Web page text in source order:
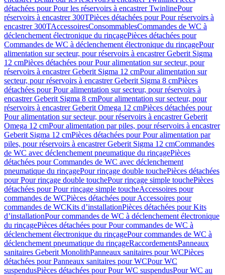
détachées pour Pour les réservoirs à encastrer TwinlinePour
réservoirs à encastrer 300TPièces détachées pour Pour réservoirs à
encastrer 300TAccessoiresConsommablesCommandes de WC à
déclenchement électronique du rinçagePièces détachées pour
Commandes de WC à déclenchement électronique du rinçagePour
alimentation sur secteur, pour réservoirs à encastrer Geberit Sigma
12 cmPièces détachées pour Pour alimentation sur secteur, pour
réservoirs à encastrer Geberit Sigma 12 cmPour alimentation sur
secteur, pour réservoirs à encastrer Geberit Sigma 8 cmPièces
détachées pour Pour alimentation sur secteur, pour réservoirs à
encastrer Geberit Sigma 8 cmPour alimentation sur secteur, pour
réservoirs à encastrer Geberit Omega 12 cmPièces détachées pour
Pour alimentation sur secteur, pour réservoirs à encastrer Geberit
Omega 12 cmPour alimentation par piles, pour réservoirs à encastrer
Geberit Sigma 12 cmPièces détachées pour Pour alimentation par
piles, pour réservoirs à encastrer Geberit Sigma 12 cmCommandes
de WC avec déclenchement pneumatique du rinçagePièces
détachées pour Commandes de WC avec déclenchement
pneumatique du rinçagePour rinçage double touchePièces détachées
pour Pour rinçage double touchePour rinçage simple touchePièces
détachées pour Pour rinçage simple toucheAccessoires pour
commandes de WCPièces détachées pour Accessoires pour
commandes de WCKits d’installationPièces détachées pour Kits
d’installationPour commandes de WC à déclenchement électronique
du rinçagePièces détachées pour Pour commandes de WC à
déclenchement électronique du rinçagePour commandes de WC à
déclenchement pneumatique du rinçageRaccordementsPanneaux
sanitaires Geberit MonolithPanneaux sanitaires pour WCPièces
détachées pour Panneaux sanitaires pour WCPour WC
suspendusPièces détachées pour Pour WC suspendusPour WC au